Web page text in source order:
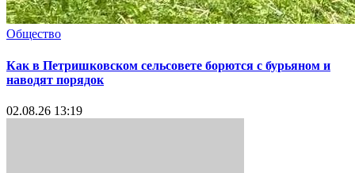
Общество
Как в Петришковском сельсовете борются с бурьяном и
наводят порядок
02.08.26 13:19